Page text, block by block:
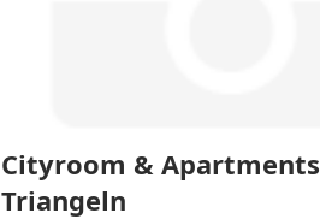
Cityroom & Apartments
Triangeln